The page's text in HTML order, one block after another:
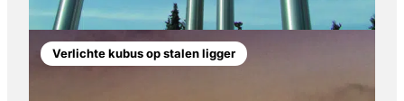
Verlichte kubus op stalen ligger